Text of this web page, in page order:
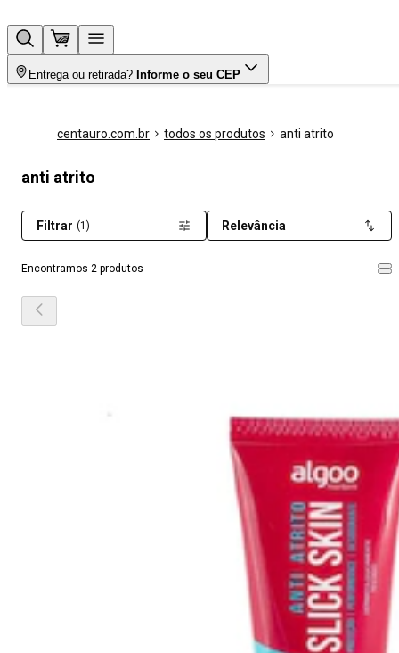
Entrega ou retirada? Informe o seu CEP
centauro.com.br todos os produtos anti atrito
anti atrito
Encontramos 2 produtos
Filtrar (1) Relevância